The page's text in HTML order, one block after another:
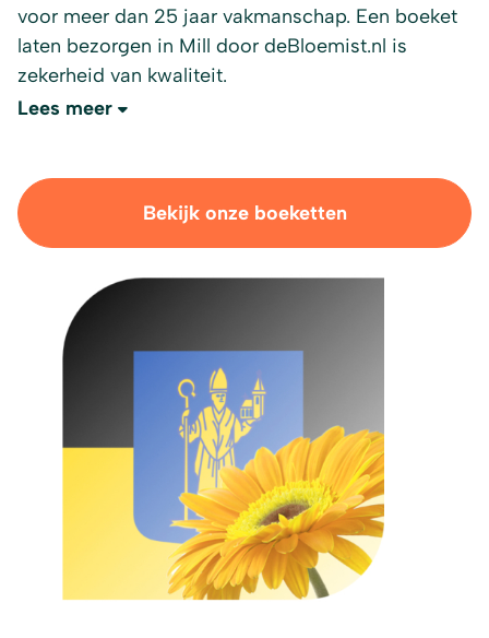
voor meer dan 25 jaar vakmanschap. Een boeket
laten bezorgen in Mill door deBloemist.nl is
zekerheid van kwaliteit.
Lees meer
Bekijk onze boeketten